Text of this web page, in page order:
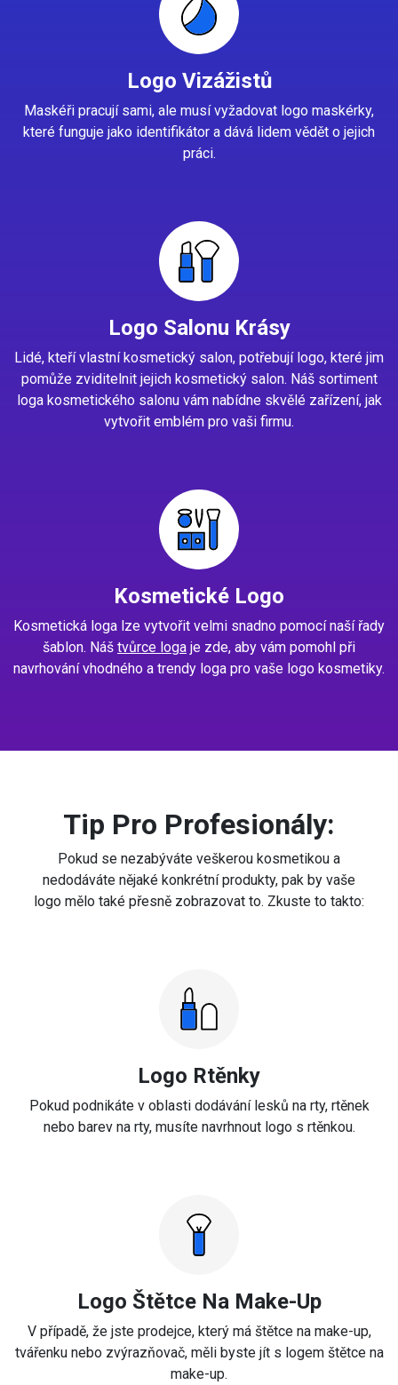
Logo Vizážistů
Maskéři pracují sami, ale musí vyžadovat logo maskérky,
které funguje jako identifikátor a dává lidem vědět o jejich
práci.
Logo Salonu Krásy
Lidé, kteří vlastní kosmetický salon, potřebují logo, které jim
pomůže zviditelnit jejich kosmetický salon. Náš sortiment
loga kosmetického salonu vám nabídne skvělé zařízení, jak
vytvořit emblém pro vaši firmu.
Kosmetické Logo
Kosmetická loga lze vytvořit velmi snadno pomocí naší řady
šablon. Náš tvůrce loga je zde, aby vám pomohl při
navrhování vhodného a trendy loga pro vaše logo kosmetiky.
Tip Pro Profesionály:
Pokud se nezabýváte veškerou kosmetikou a
nedodáváte nějaké konkrétní produkty, pak by vaše
logo mělo také přesně zobrazovat to. Zkuste to takto:
Logo Rtěnky
Pokud podnikáte v oblasti dodávání lesků na rty, rtěnek
nebo barev na rty, musíte navrhnout logo s rtěnkou.
Logo Štětce Na Make-Up
V případě, že jste prodejce, který má štětce na make-up,
tvářenku nebo zvýrazňovač, měli byste jít s logem štětce na
make-up.